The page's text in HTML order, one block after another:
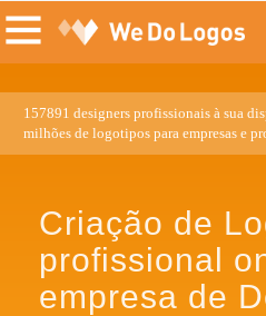
157891 designers profissionais à sua
milhões de logotipos para empresas e
Criação de
profissional
empresa de